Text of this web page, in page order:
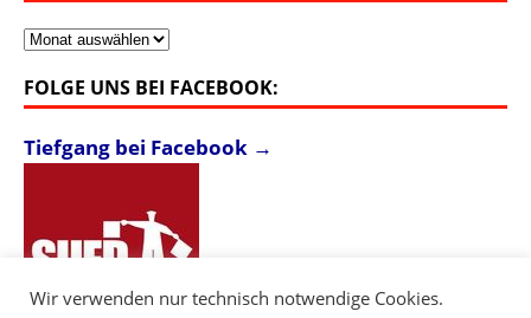
Archiv
FOLGE UNS BEI FACEBOOK:
Tiefgang bei Facebook →
Wir verwenden nur technisch notwendige Cookies.